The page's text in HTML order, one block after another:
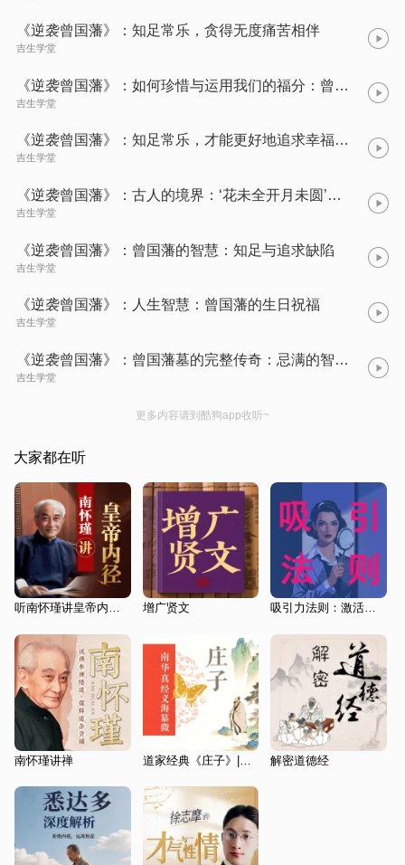
《逆袭曾国藩》：知足常乐，贪得无度痛苦相伴
吉生学堂
《逆袭曾国藩》：如何珍惜与运用我们的福分：曾国藩的智慧告诉你
吉生学堂
《逆袭曾国藩》：知足常乐，才能更好地追求幸福生活
吉生学堂
《逆袭曾国藩》：古人的境界：‘花未全开月未圆’给我们的启示
吉生学堂
《逆袭曾国藩》：曾国藩的智慧：知足与追求缺陷
吉生学堂
《逆袭曾国藩》：人生智慧：曾国藩的生日祝福
吉生学堂
《逆袭曾国藩》：曾国藩墓的完整传奇：忌满的智慧保全
吉生学堂
更多内容请到酷狗app收听~
大家都在听
听南怀瑾讲皇帝内经|健康|个人成长|人文国学 增广贤文 吸引力法则：激活你的内在潜力
南怀瑾讲禅 道家经典《庄子》|南华真经义海纂微|道教|原文解析 解密道德经